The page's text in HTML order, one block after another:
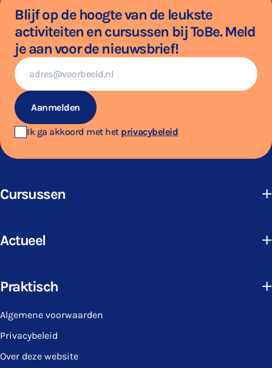
Blijf op de hoogte van de leukste
activiteiten en cursussen bij ToBe. Meld
je aan voor de nieuwsbrief!
E-
mailadres
Aanmelden
Ik ga akkoord met het privacybeleid
Cursussen
Actueel
Praktisch
Algemene voorwaarden
Privacybeleid
Over deze website